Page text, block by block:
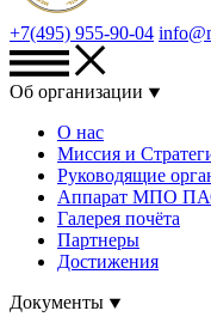
+7(495) 955-90-04
Об организации
О нас
Миссия и
Руководящие
Аппарат МПО
Галерея почёта
Партнеры
Достижения
Документы